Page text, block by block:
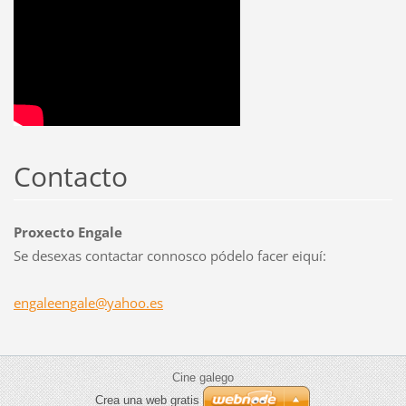
Contacto
Proxecto Engale
Se desexas contactar connosco pódelo facer eiquí:
engaleengale@yahoo.es
Cine galego
Crea una web gratis